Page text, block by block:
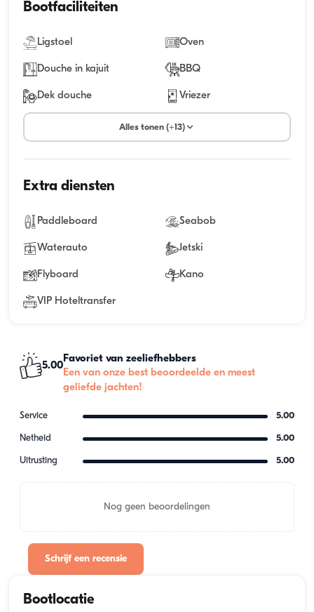
Bootfaciliteiten
Ligstoel Oven
Douche in kajuit BBQ
Dek douche Vriezer
Alles tonen (+13)
Extra diensten
Paddleboard Seabob
Waterauto Jetski
Flyboard Kano
VIP Hoteltransfer
5.00
Favoriet van zeeliefhebbers
Een van onze best beoordeelde en meest
geliefde jachten!
Service 5.00
Netheid 5.00
Uitrusting 5.00
Nog geen beoordelingen
Schrijf een recensie
Bootlocatie